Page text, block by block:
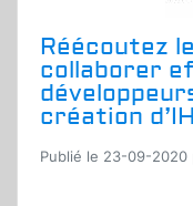
Réécoutez
collaborer
création
Publié le 23-09-2020